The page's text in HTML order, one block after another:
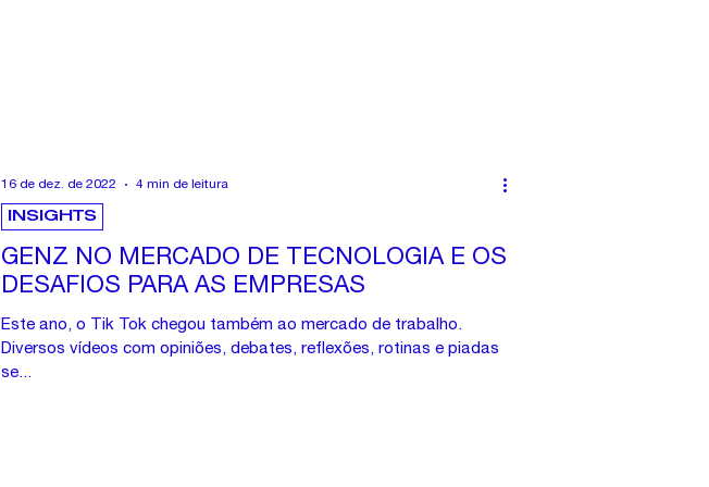
GENZ NO MERCADO DE TECNOLOGIA E OS
DESAFIOS PARA AS EMPRESAS
Este ano, o Tik Tok chegou também ao mercado de trabalho.
Diversos vídeos com opiniões, debates, reflexões, rotinas e piadas
se...
INSIGHTS
16 de dez. de 2022 4 min de leitura